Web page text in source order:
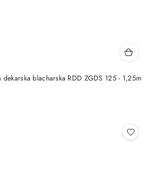
blacharska RDD ZGDS 125 - 1,25m